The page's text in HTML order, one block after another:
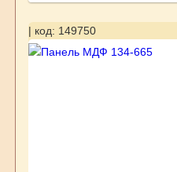
| код: 149750